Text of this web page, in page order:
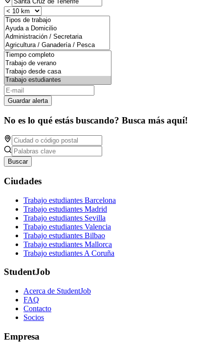
Guardar alerta
No es lo qué estás buscando? Busca más aquí!
Buscar
Ciudades
Trabajo estudiantes Barcelona
Trabajo estudiantes Madrid
Trabajo estudiantes Sevilla
Trabajo estudiantes Valencia
Trabajo estudiantes Bilbao
Trabajo estudiantes Mallorca
Trabajo estudiantes A Coruña
StudentJob
Acerca de StudentJob
FAQ
Contacto
Socios
Empresa